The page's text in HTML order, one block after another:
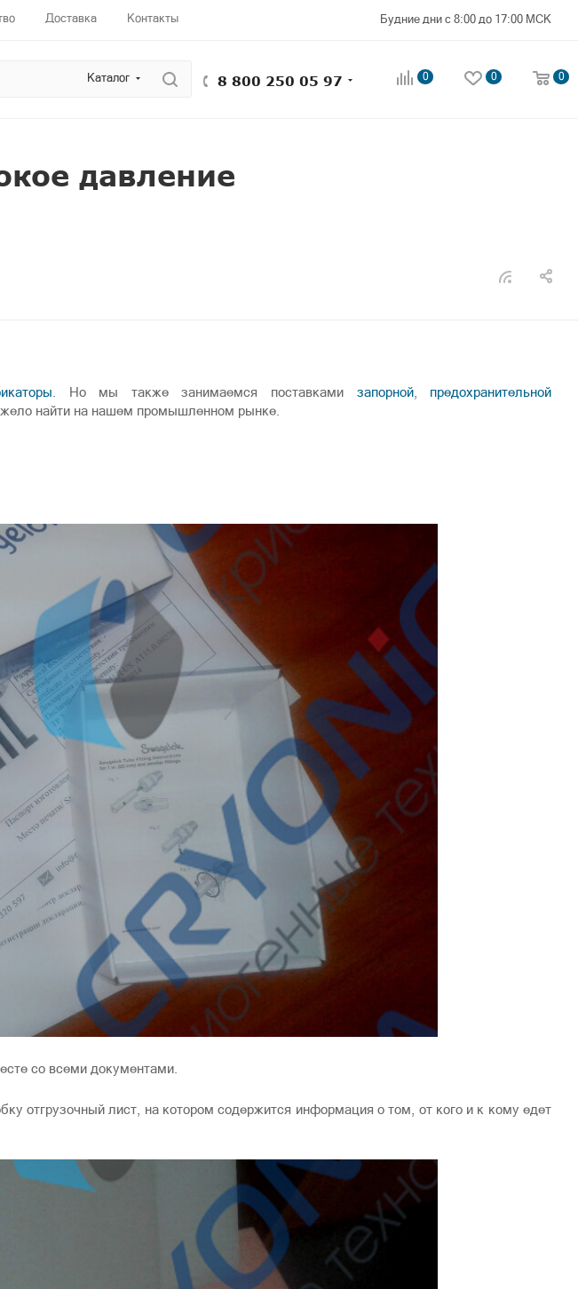
Доставка Контакты Будние дни с 8:00 до 17:00 МСК
Каталог 8 800 250 05 97 0 0 0
давление
. Но мы также занимаемся поставками запорной, предохранительной
найти на нашем промышленном рынке.
со всеми документами.
отгрузочный лист, на котором содержится информация о том, от кого и к кому едет